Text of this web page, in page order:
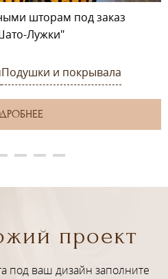
шторам под заказ
Лужки"
Подушки и покрывала
проект
под ваш дизайн заполните